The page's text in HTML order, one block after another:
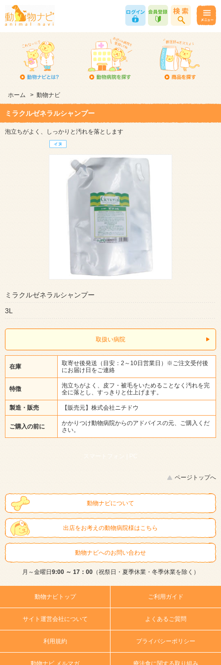
ホーム > 動物ナビ
ミラクルゼネラルシャンプー
泡立ちがよく、しっかりと汚れを落とします
ミラクルゼネラルシャンプー
3L
取扱い病院
在庫
取寄せ後発送（目安：2～10日営業日）※ご注文受付後
にお届け日をご連絡
特徴
泡立ちがよく、皮フ・被毛をいためることなく汚れを完
全に落とし、すっきりと仕上げます。
製造・販売 【販売元】株式会社ニチドウ
ご購入の前に
かかりつけ動物病院からのアドバイスの元、ご購入くだ
さい。
スマートフォン | PC
ページトップへ
動物ナビについて
出店をお考えの動物病院様はこちら
動物ナビへのお問い合わせ
月～金曜日9:00 ～ 17：00（祝祭日・夏季休業・冬季休業を除く）
動物ナビトップ ご利用ガイド
サイト運営会社について よくあるご質問
利用規約 プライバシーポリシー
動物ナビ メルマガ 療法食に関する取り組み